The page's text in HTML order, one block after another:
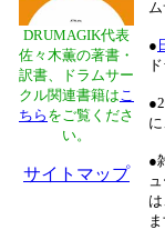
DRUMAGIK代表
佐々木薫の著書・
訳書、ドラムサー
クル関連書籍はこ
ちら をご覧くださ
い。
サイトマップ
●
●
ま